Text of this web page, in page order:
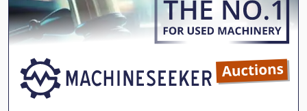
Beépítési szélesség: 320 mm Szállítószalag hossza a
kivezetésig: 1900 mm Szállítószalag magassága: 180 mm
Crjdpfx Aisyxxf Nj Aef További kérdések esetén állunk